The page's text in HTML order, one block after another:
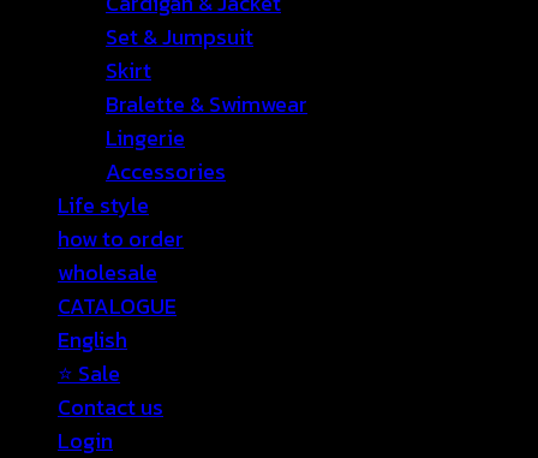
Set & Jumpsuit
Skirt
Bralette & Swimwear
Lingerie
Accessories
Life style
how to order
wholesale
CATALOGUE
English
⭐ Sale
Contact us
Login